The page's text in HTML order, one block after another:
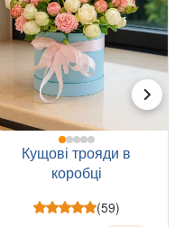
Кущові трояди в
коробці
(59)